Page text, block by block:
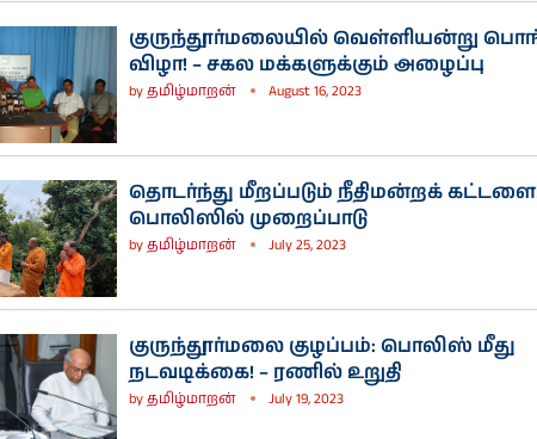
குருந்தூர்மலையில் வெள்ளியன்று
விழா! – சகல மக்களுக்கும் அழைப்பு
byதமிழ்மாறன் August 16, 2023
தொடர்ந்து மீறப்படும் நீதிமன்றக்
பொலிஸில் முறைப்பாடு
byதமிழ்மாறன் July 25, 2023
குருந்தூர்மலை குழப்பம்: பொலிஸ் மீது
நடவடிக்கை! – ரணில் உறுதி
byதமிழ்மாறன் July 19, 2023